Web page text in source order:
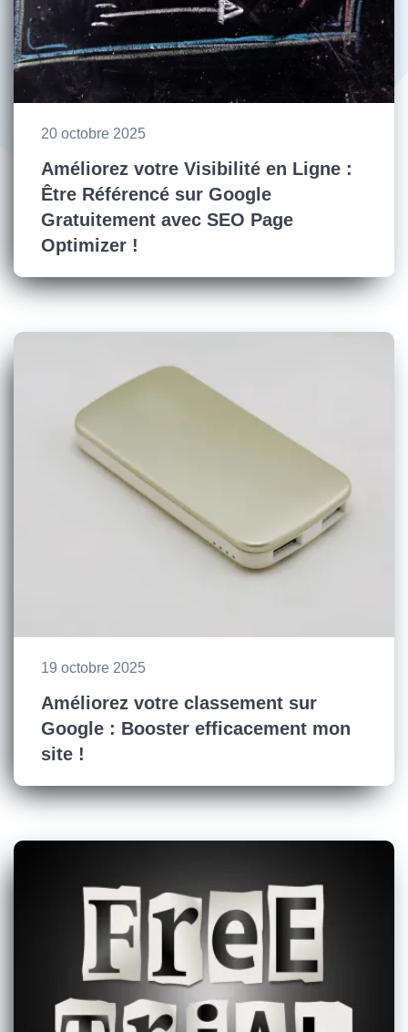
20 octobre 2025
Améliorez votre Visibilité en Ligne :
Être Référencé sur Google
Gratuitement avec SEO Page
Optimizer !
19 octobre 2025
Améliorez votre classement sur
Google : Booster efficacement mon
site !